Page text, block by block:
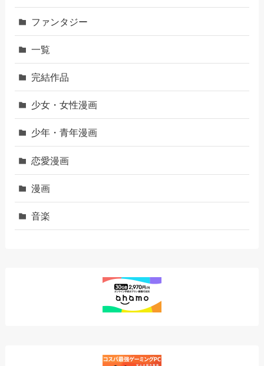
ファンタジー
一覧
完結作品
少女・女性漫画
少年・青年漫画
恋愛漫画
漫画
音楽